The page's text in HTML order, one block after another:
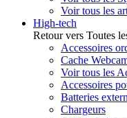
Voir tous les
High-tech
Retour vers Toutes
Accessoires
Cache
Voir tous les
Accessoires
Batteries
Chargeurs